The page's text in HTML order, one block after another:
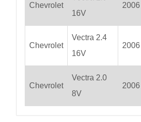
Chevrolet
16V
2006
Chevrolet
Vectra 2.4
16V
2006
Chevrolet
Vectra 2.0
8V
2006